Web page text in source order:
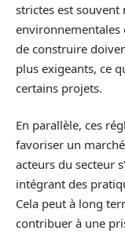
strictes est
environnementales
de construire
plus exigeants, ce
certains projets.
En parallèle, ces
favoriser un
acteurs du secteur
intégrant des
Cela peut à long
contribuer à une